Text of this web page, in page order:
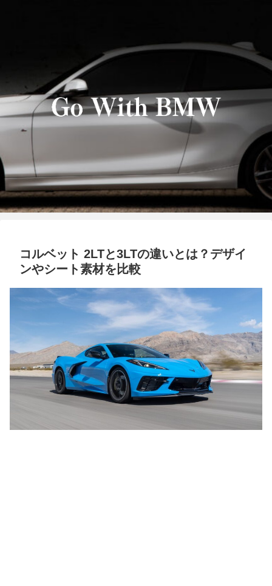
コルベット 2LTと3LTの違いとは？デザイ
ンやシート素材を比較